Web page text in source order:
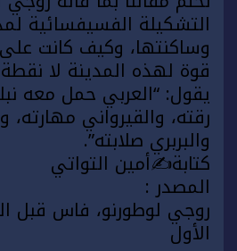
التشكيلة الفسيفسائية
وساكنتها، وكيف كانت على
قوة لهذه المدينة لا
يقول: “العربي حمل معه
رقته، والقيرواني مهارته،
والبربري صلابته”.
كتابة⁦✍️⁩أمين التواتي
المصدر :
روجي لوطورنو، فاس قبل
الأول